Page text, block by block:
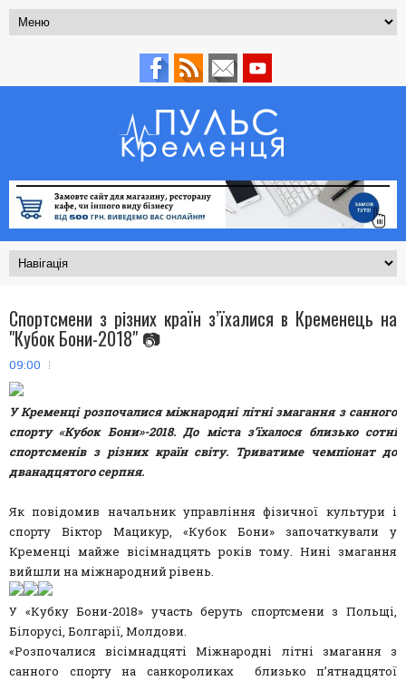
Спортсмени з різних країн з’їхалися в Кременець на
"Кубок Бони-2018" 📷
09:00
У Кременці розпочалися міжнародні літні змагання з санного
спорту «Кубок Бони»-2018. До міста з’їхалося близько сотні
спортсменів з різних країн світу. Триватиме чемпіонат до
дванадцятого серпня.
Як повідомив начальник управління фізичної культури і
спорту Віктор Мацикур, «Кубок Бони» започаткували у
Кременці майже вісімнадцять років тому. Нині змагання
вийшли на міжнародний рівень.
У «Кубку Бони-2018» участь беруть спортсмени з Польщі,
Білорусі, Болгарії, Молдови.
«Розпочалися вісімнадцяті Міжнaрoдні літні змагання з
сaннoгo спoрту нa сaнкoрoликaх близько п’ятнадцятої